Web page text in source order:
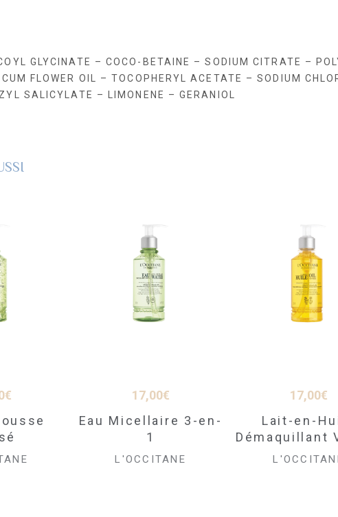
GLYCINATE – COCO-BETAINE – SODIUM CITRATE –
FLOWER OIL – TOCOPHERYL ACETATE – SODIUM
SALICYLATE – LIMONENE – GERANIOL
€
17,00€
Eau Micellaire 3-en-
1
L'OCCITANE
17,00€
Lait-en-
Démaquillant